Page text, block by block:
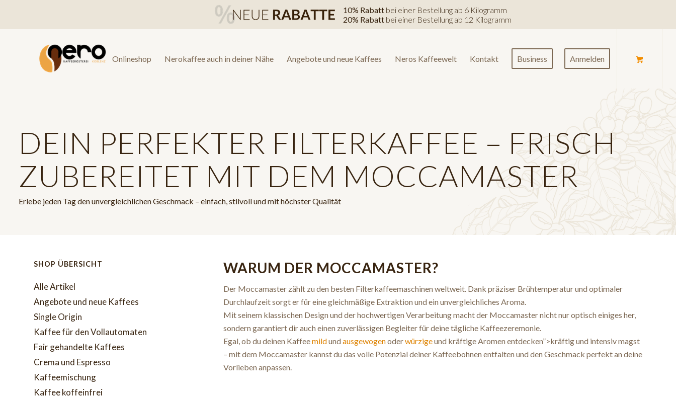
10% Rabattbei einer Bestellung ab 6 Kilogramm
20% Rabattbei einer Bestellung ab 12 Kilogramm
Onlineshop Nerokaffee auch in deiner Nähe Angebote und neue Kaffees Neros Kaffeewelt Kontakt Business Anmelden
DEIN PERFEKTER FILTERKAFFEE – FRISCH
ZUBEREITET MIT DEM MOCCAMASTER
Erlebe jeden Tag den unvergleichlichen Geschmack – einfach, stilvoll und mit höchster Qualität
WARUM DER MOCCAMASTER?
Der Moccamaster zählt zu den besten Filterkaffeemaschinen weltweit. Dank präziser Brühtemperatur und optimaler
Durchlaufzeit sorgt er für eine gleichmäßige Extraktion und ein unvergleichliches Aroma.
Mit seinem klassischen Design und der hochwertigen Verarbeitung macht der Moccamaster nicht nur optisch einiges her,
sondern garantiert dir auch einen zuverlässigen Begleiter für deine tägliche Kaffeezeremonie.
Egal, ob du deinen Kaffeemildundausgewogenoderwürzigeund kräftige Aromen entdecken”>kräftig und intensiv magst
– mit dem Moccamaster kannst du das volle Potenzial deiner Kaffeebohnen entfalten und den Geschmack perfekt an deine
Vorlieben anpassen.
SHOP ÜBERSICHT
Alle Artikel
Angebote und neue Kaffees
Single Origin
Kaffee für den Vollautomaten
Fair gehandelte Kaffees
Crema und Espresso
Kaffeemischung
Kaffee koffeinfrei